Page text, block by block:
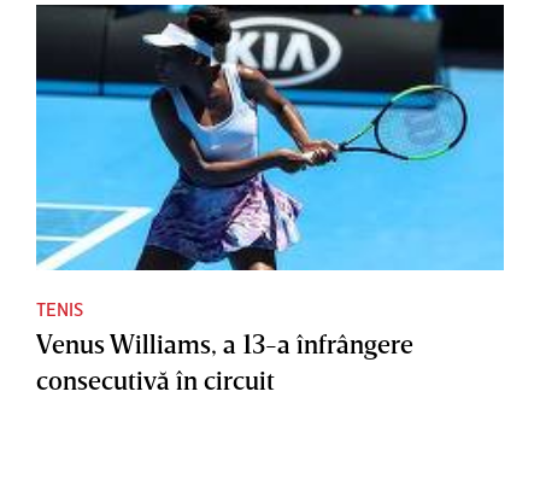
TENIS
Venus Williams, a 13-a înfrângere
consecutivă în circuit